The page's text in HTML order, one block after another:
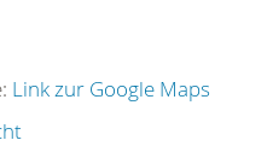
Link zur Google Maps